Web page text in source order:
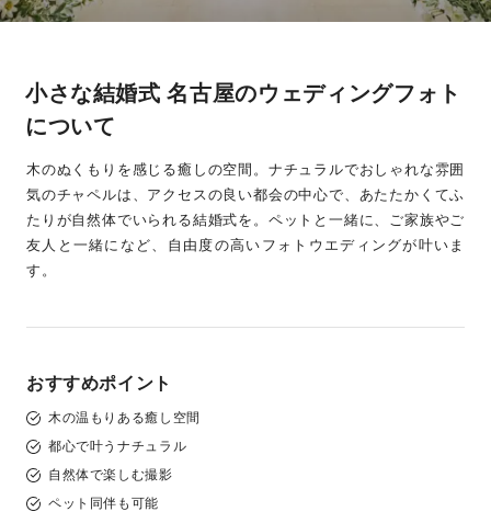
小さな結婚式 名古屋のウェディングフォト
について
木のぬくもりを感じる癒しの空間。ナチュラルでおしゃれな雰囲
気のチャペルは、アクセスの良い都会の中心で、あたたかくてふ
たりが自然体でいられる結婚式を。ペットと一緒に、ご家族やご
友人と一緒になど、自由度の高いフォトウエディングが叶いま
す。
おすすめポイント
木の温もりある癒し空間
都心で叶うナチュラル
自然体で楽しむ撮影
ペット同伴も可能